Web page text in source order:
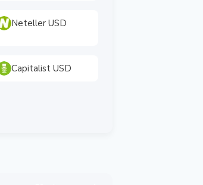
Neteller USD
Capitalist USD